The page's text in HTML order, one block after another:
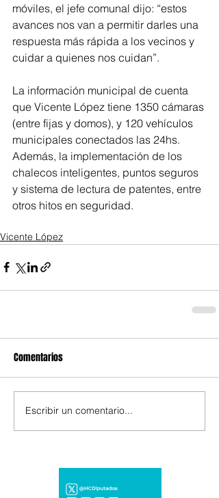
móviles, el jefe comunal dijo: “estos
avances nos van a permitir darles una
respuesta más rápida a los vecinos y
cuidar a quienes nos cuidan”.
La información municipal de cuenta
que Vicente López tiene 1350 cámaras
(entre fijas y domos), y 120 vehículos
municipales conectados las 24hs.
Además, la implementación de los
chalecos inteligentes, puntos seguros
y sistema de lectura de patentes, entre
otros hitos en seguridad.
Vicente López
Comentarios
Escribir un comentario...